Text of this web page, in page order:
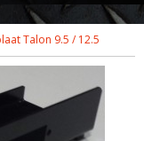
Talon 9.5 / 12.5